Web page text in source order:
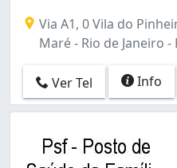
Jacarepaguá (6)
Jacaré (1)
Jardim Carioca (1)
Jardim Sulacap (2)
Leme (1)
Lins de Vasconcelos (1)
Via A1, 0 Vila do
Maré - Rio de Janeiro -
Ver Tel Info